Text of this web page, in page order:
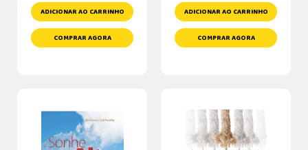
ADICIONAR AO CARRINHO
COMPRAR AGORA
ADICIONAR AO CARRINHO
COMPRAR AGORA